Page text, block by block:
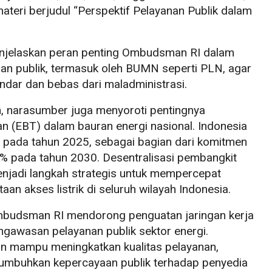
berjudul “Perspektif Pelayanan Publik dalam
peran penting Ombudsman RI dalam
publik, termasuk oleh BUMN seperti PLN, agar
dan bebas dari maladministrasi.
narasumber juga menyoroti pentingnya
(EBT) dalam bauran energi nasional. Indonesia
tahun 2025, sebagai bagian dari komitmen
pada tahun 2030. Desentralisasi pembangkit
langkah strategis untuk mempercepat
akses listrik di seluruh wilayah Indonesia.
RI mendorong penguatan jaringan kerja
pelayanan publik sektor energi.
mampu meningkatkan kualitas pelayanan,
kepercayaan publik terhadap penyedia